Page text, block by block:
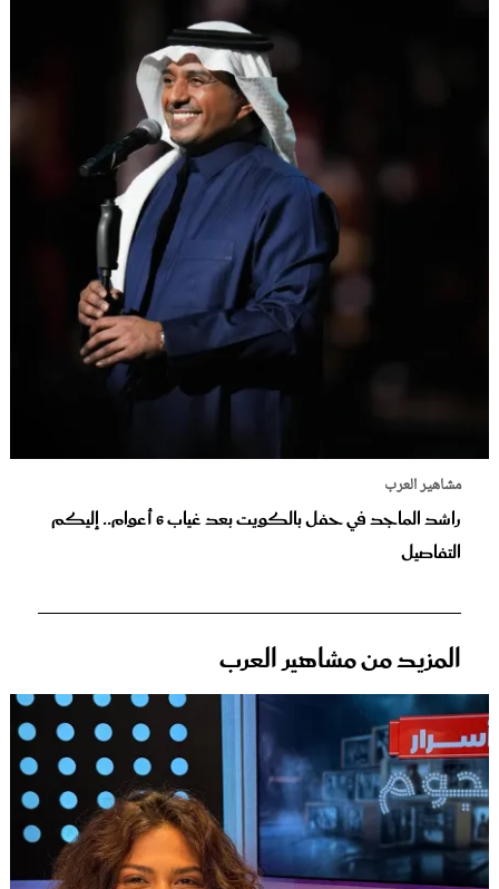
مشاهير العرب
راشد الماجد في حفل بالكويت بعد غياب 6 أعوام.. إليكم
التفاصيل
المزيد من مشاهير العرب